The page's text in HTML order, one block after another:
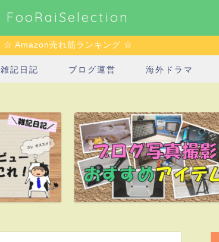
FooRaiSelection
☆ Amazon売れ筋ランキング ☆
雑記日記 ブログ運営 海外ドラマ